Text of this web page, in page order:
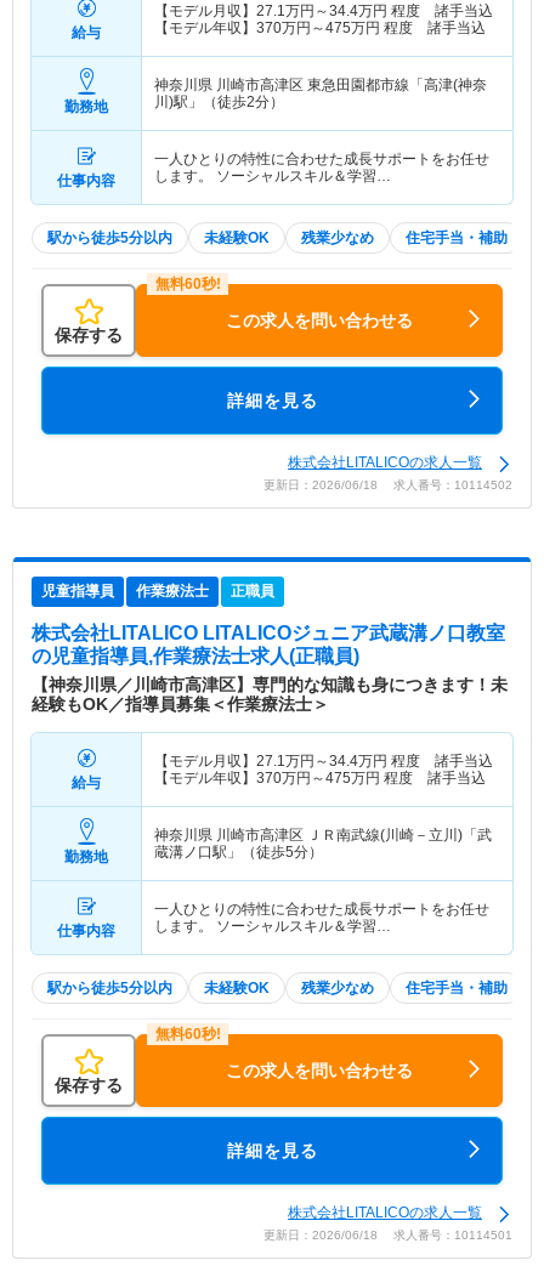
給与
【モデル月収】 27.1万円～34.4万円 程度 諸手当込
【モデル年収】 370万円～475万円 程度 諸手当込
勤務地
神奈川県 川崎市高津区 東急田園都市線「高津(神奈
川)駅」（徒歩2分）
仕事内容
一人ひとりの特性に合わせた成長サポートをお任せ
します。 ソーシャルスキル＆学習…
駅から徒歩5分以内 未経験OK 残業少なめ 住宅手当・補助
保存する
この求人を問い合わせる
詳細を見る
株式会社LITALICOの求人一覧
更新日：2026/06/18 求人番号：10114502
児童指導員 作業療法士 正職員
株式会社LITALICO LITALICOジュニア武蔵溝ノ口教室
の児童指導員,作業療法士求人(正職員)
【神奈川県／川崎市高津区】専門的な知識も身につきます！未
経験もOK／指導員募集＜作業療法士＞
給与
【モデル月収】 27.1万円～34.4万円 程度 諸手当込
【モデル年収】 370万円～475万円 程度 諸手当込
勤務地
神奈川県 川崎市高津区 ＪＲ南武線(川崎－立川)「武
蔵溝ノ口駅」（徒歩5分）
仕事内容
一人ひとりの特性に合わせた成長サポートをお任せ
します。 ソーシャルスキル＆学習…
駅から徒歩5分以内 未経験OK 残業少なめ 住宅手当・補助
保存する
この求人を問い合わせる
詳細を見る
株式会社LITALICOの求人一覧
更新日：2026/06/18 求人番号：10114501